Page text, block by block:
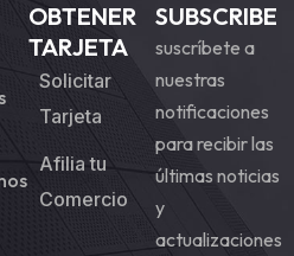
OBTENER
TARJETA
Solicitar
Tarjeta
Afilia tu
Comercio
SUBSCRIBE
suscríbete a
nuestras
notificaciones
para recibir las
últimas noticias
y
actualizaciones